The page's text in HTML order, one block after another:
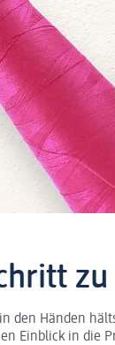
zu
den Händen
Einblick in die